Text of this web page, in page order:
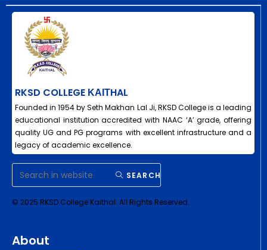
RKSD COLLEGE ΚΑΙΤHAL
Founded in 1954 by Seth Makhan Lal Ji, RKSD College is a leading
educational institution accredited with NAAC ‘A’ grade, offering
quality UG and PG programs with excellent infrastructure and a
legacy of academic excellence.
SEARCH
© 2025 RKSD College Kaithal. All Rights Reserved.
About